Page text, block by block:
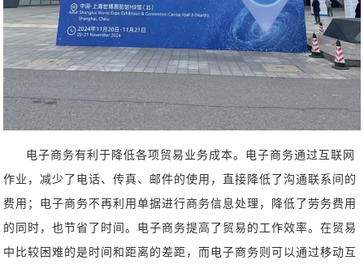
电子商务有利于降低各项贸易业务成本。电子商务通过互联网
作业，减少了电话、传真、邮件的使用，直接降低了沟通联系间的
费用；电子商务不再利用单据进行商务信息处理，降低了劳务费用
的同时，也节省了时间。电子商务提高了贸易的工作效率。在贸易
中比较困难的是时间和距离的差距，而电子商务则可以通过移动互